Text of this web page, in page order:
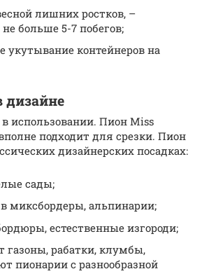
лишних ростков, –
больше 5-7 побегов;
укутывание контейнеров на
дизайне
использовании. Пион Miss
подходит для срезки. Пион
дизайнерских посадках:
сады;
миксбордеры, альпинарии;
естественные изгороди;
газоны, рабатки, клумбы,
пионарии с разнообразной